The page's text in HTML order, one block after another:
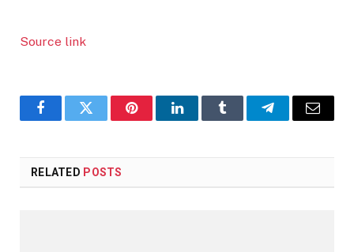
Source link
FacebookTwitter PinterestLinkedInTumblr TelegramEmail
RELATED POSTS